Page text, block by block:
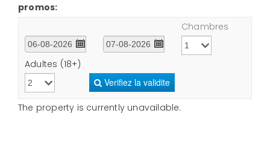
promos:
Chambres
Adultes (18+)
Verifiez la validite
The property is currently unavailable.